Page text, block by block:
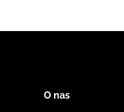
O nas